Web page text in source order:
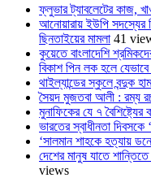
ফ্লুভার ট্যাবলেটের কাজ,
আনোয়ারায় ইউপি সদস্যের
ছিনতাইয়ের মামলা 41
কুয়েতে বাংলাদেশি
বিকাশ পিন লক হলে
থাইল্যান্ডের স্কুলে বন্দুক
সৈয়দ মুজতবা আলী : রম্য
মুনাফিকের যে ৭
ভারতের স্বাধীনতা দিবসকে
‘সালমান শাহকে হত্যায়
দেশের মানুষ যাতে
views